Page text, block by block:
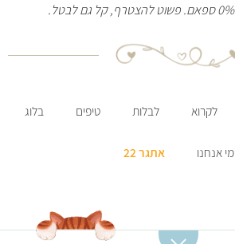
לקרוא לבלות טיפים בלוג
מי אנחנו אתגר 22